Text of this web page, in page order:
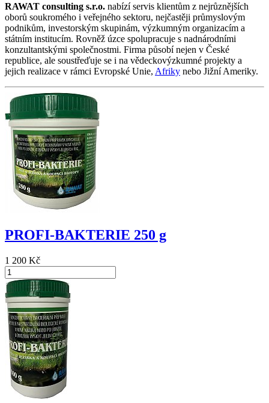
RAWAT consulting s.r.o. nabízí servis klientům z nejrůznějších
oborů soukromého i veřejného sektoru, nejčastěji průmyslovým
podnikům, investorským skupinám, výzkumným organizacím a
státním institucím. Rovněž úzce spolupracuje s nadnárodními
konzultantskými společnostmi. Firma působí nejen v České
republice, ale soustřeďuje se i na vědeckovýzkumné projekty a
jejich realizace v rámci Evropské Unie, Afriky nebo Jižní Ameriky.
PROFI-BAKTERIE 250 g
1 200 Kč